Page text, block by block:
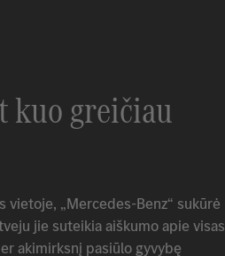
kuo greičiau
vietoje, „Mercedes-Benz“ sukūrė
jie suteikia aiškumo apie visas
akimirksnį pasiūlo gyvybę